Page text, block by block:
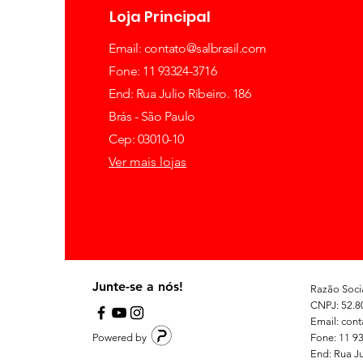
Loja Principal
Email: contato@salbrasil.com
Fone: 11 93324-3716
End: Rua Julio Ribeiro. 186
Brás - São Paulo
Cep: 03010-10
Ver mais lojas
Junte-se a nós!
Powered by
Razão
CNPJ:
Email:
Fone: 11
End: Rua